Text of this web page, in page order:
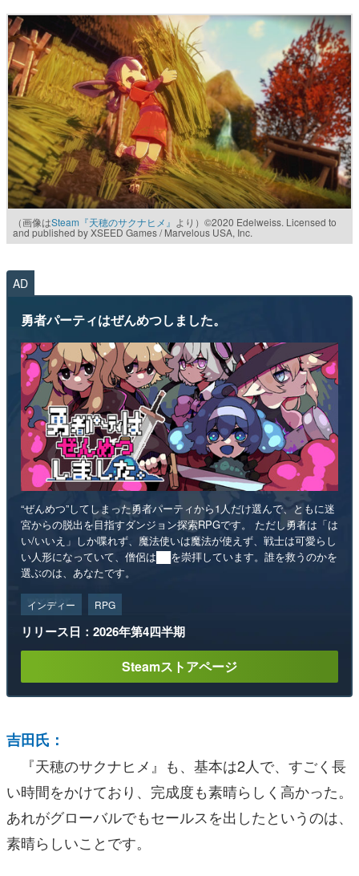
（画像はSteam『天穂のサクナヒメ』 より）©2020 Edelweiss. Licensed to
and published by XSEED Games / Marvelous USA, Inc.
AD
勇者パーティはぜんめつしました。
“ぜんめつ”してしまった勇者パーティから1人だけ選んで、ともに迷
宮からの脱出を目指すダンジョン探索RPGです。 ただし勇者は「は
い/いいえ」しか喋れず、魔法使いは魔法が使えず、戦士は可愛らし
い人形になっていて、僧侶は██を崇拝しています。誰を救うのかを
選ぶのは、あなたです。
インディー RPG
リリース日：2026年第4四半期
Steamストアページ
吉田氏：
『天穂のサクナヒメ』も、基本は2人で、すごく長
い時間をかけており、完成度も素晴らしく高かった。
あれがグローバルでもセールスを出したというのは、
素晴らしいことです。